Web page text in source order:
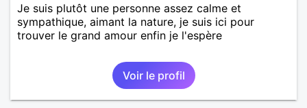
Je suis plutôt une personne assez calme et
sympathique, aimant la nature, je suis ici pour
trouver le grand amour enfin je l'espère
Voir le profil